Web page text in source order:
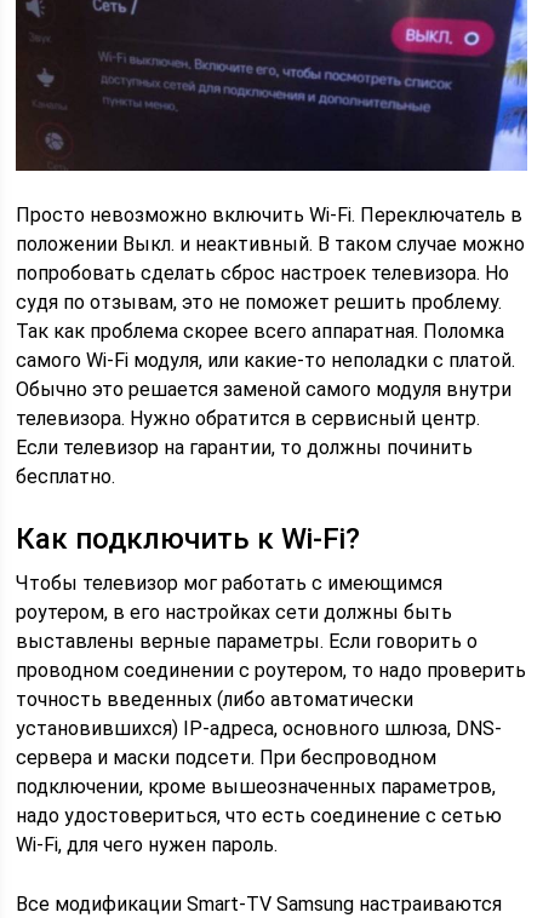
Просто невозможно включить Wi-Fi. Переключатель в
положении Выкл. и неактивный. В таком случае можно
попробовать сделать сброс настроек телевизора. Но
судя по отзывам, это не поможет решить проблему.
Так как проблема скорее всего аппаратная. Поломка
самого Wi-Fi модуля, или какие-то неполадки с платой.
Обычно это решается заменой самого модуля внутри
телевизора. Нужно обратится в сервисный центр.
Если телевизор на гарантии, то должны починить
бесплатно.
Как подключить к Wi-Fi?
Чтобы телевизор мог работать с имеющимся
роутером, в его настройках сети должны быть
выставлены верные параметры. Если говорить о
проводном соединении с роутером, то надо проверить
точность введенных (либо автоматически
установившихся) IP-адреса, основного шлюза, DNS-
сервера и маски подсети. При беспроводном
подключении, кроме вышеозначенных параметров,
надо удостовериться, что есть соединение с сетью
Wi-Fi, для чего нужен пароль.
Все модификации Smart-TV Samsung настраиваются